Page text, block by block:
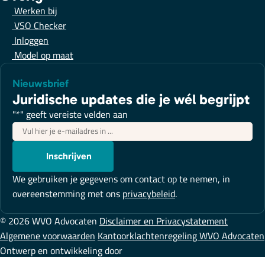
Werken bij
VSO Checker
Inloggen
Model op maat
Nieuwsbrief
Juridische updates die je wél begrijpt
"*" geeft vereiste velden aan
E-
mailadres*
Inschrijven
We gebruiken je gegevens om contact op te nemen, in
overeenstemming met onsprivacybeleid.
© 2026 WVO AdvocatenDisclaimer en Privacystatement
Algemene voorwaardenKantoorklachtenregeling WVO Advocaten
Ontwerp en ontwikkeling door